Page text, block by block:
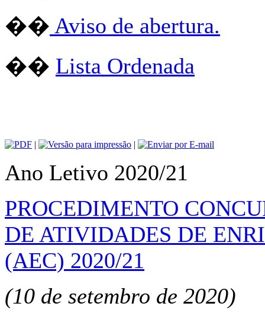
�� Aviso de abertura.
�� Lista Ordenada
| |
Ano Letivo 2020/21
PROCEDIMENTO
DE ATIVIDADES DE
(AEC) 2020/21
(10 de setembro de 2020)